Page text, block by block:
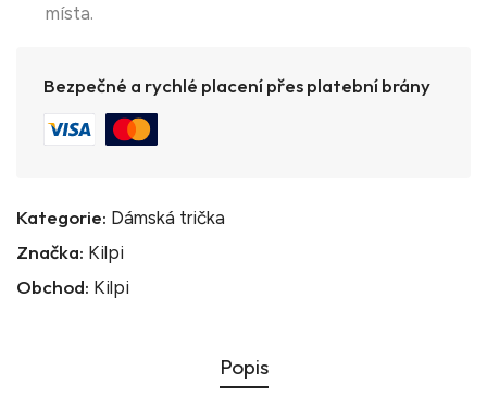
místa.
Bezpečné a rychlé placení přes platební brány
Kategorie: Dámská trička
Značka: Kilpi
Obchod: Kilpi
Popis